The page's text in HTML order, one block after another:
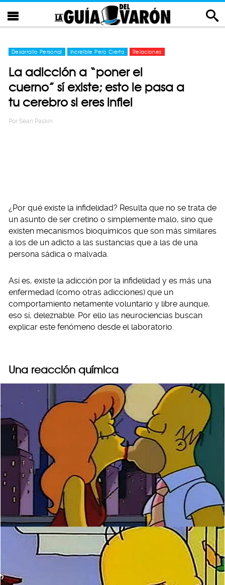
Desarrollo Personal Increíble Pero Cierto Relaciones
La adicción a “poner el
cuerno” sí existe; esto le pasa a
tu cerebro si eres infiel
Por Sean Paskin
¿Por qué existe la infidelidad? Resulta que no se trata de
un asunto de ser cretino o simplemente malo, sino que
existen mecanismos bioquímicos que son más similares
a los de un adicto a las sustancias que a las de una
persona sádica o malvada.
Así es, existe la adicción por la infidelidad y es más una
enfermedad (como otras adicciones) que un
comportamiento netamente voluntario y libre aunque,
eso sí, deleznable. Por ello las neurociencias buscan
explicar este fenómeno desde el laboratorio.
Una reacción química